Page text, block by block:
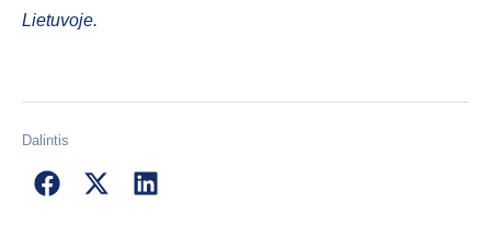
Lietuvoje.
Dalintis